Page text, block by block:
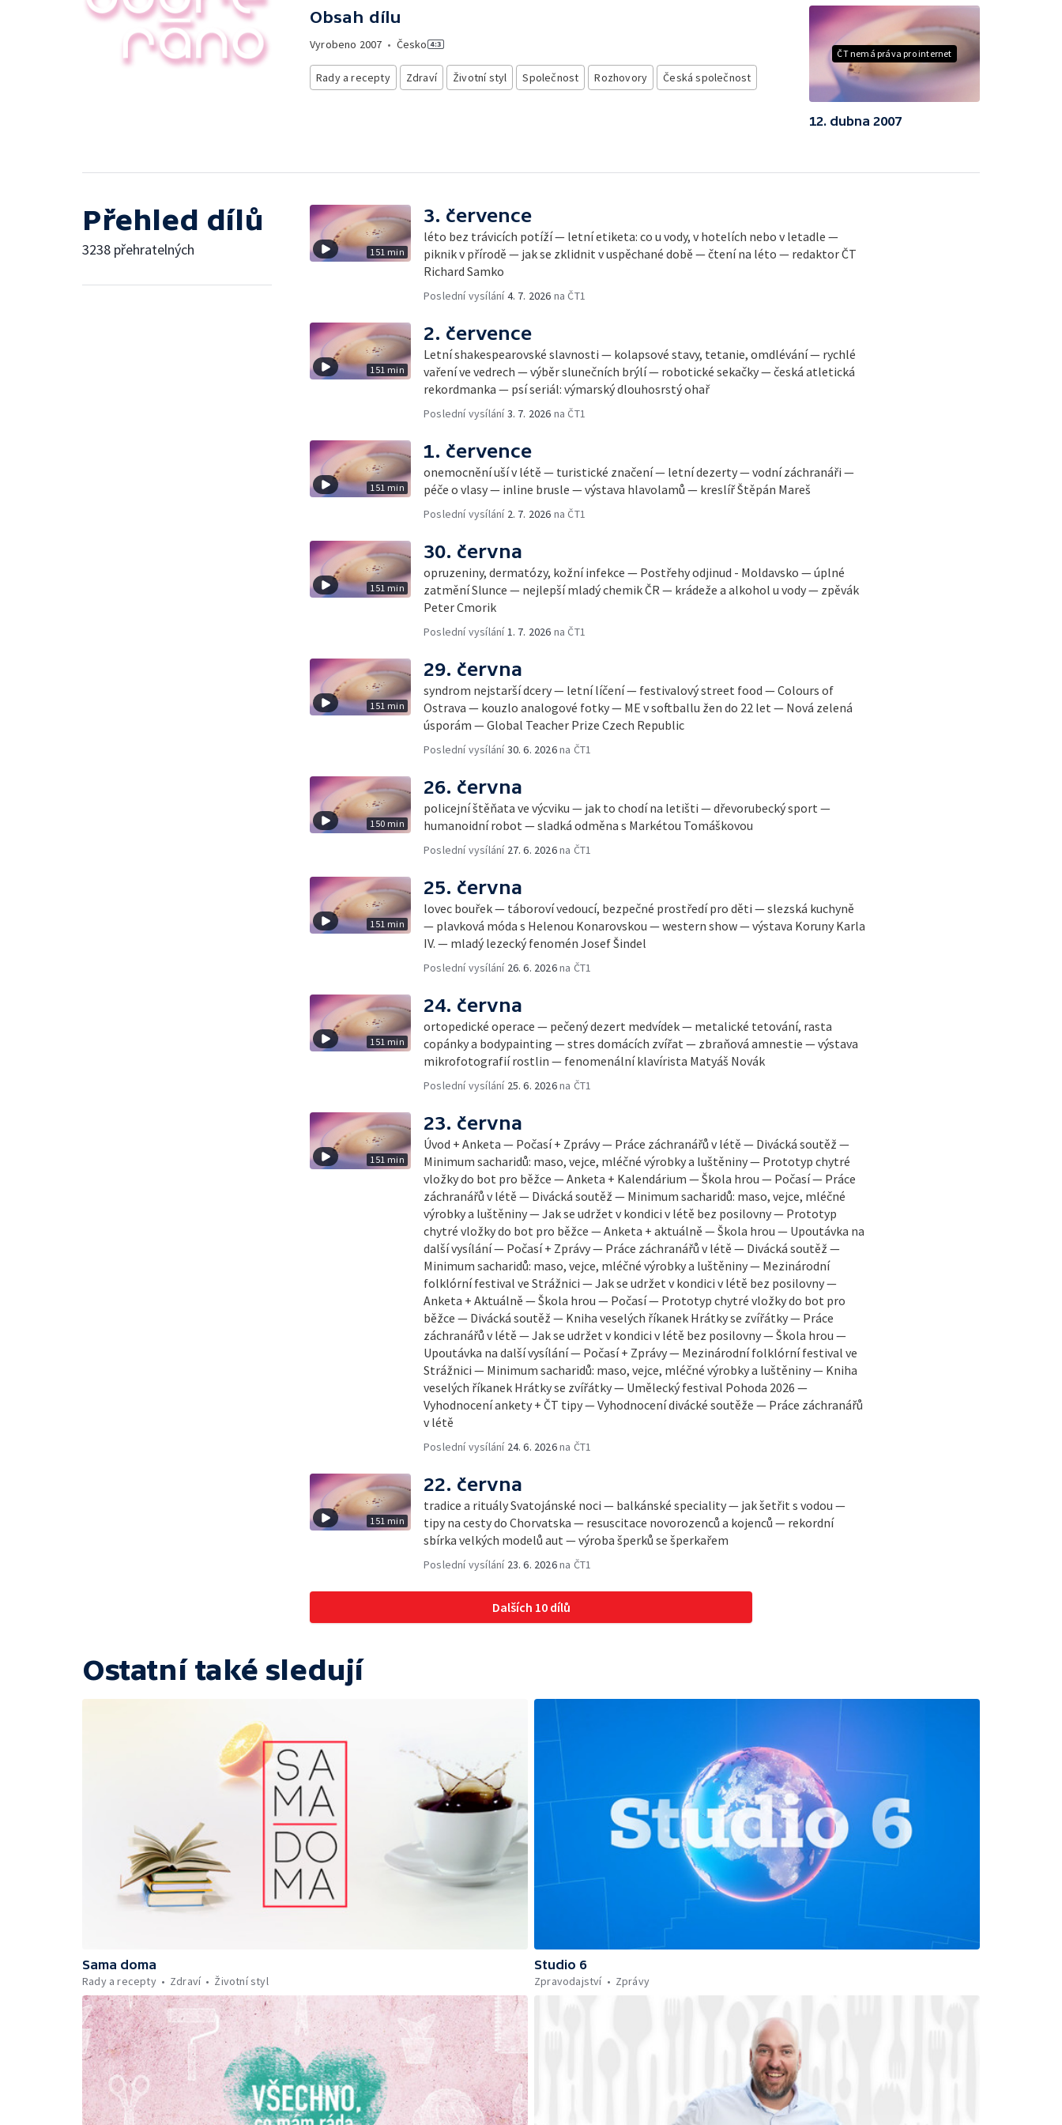
Obsah dílu
Vyrobeno 2007 • Česko
Rady a recepty Zdraví Životní styl Společnost Rozhovory Česká společnost
ČT nemá práva pro internet
12. dubna 2007
Přehled dílů
3238 přehratelných 151 min
3. července
léto bez trávicích potíží — letní etiketa: co u vody, v hotelích nebo v letadle —
piknik v přírodě — jak se zklidnit v uspěchané době — čtení na léto — redaktor ČT
Richard Samko
Poslední vysílání4. 7. 2026 na ČT1
151 min
2. července
Letní shakespearovské slavnosti — kolapsové stavy, tetanie, omdlévání — rychlé
vaření ve vedrech — výběr slunečních brýlí — robotické sekačky — česká atletická
rekordmanka — psí seriál: výmarský dlouhosrstý ohař
Poslední vysílání3. 7. 2026 na ČT1
151 min
1. července
onemocnění uší v létě — turistické značení — letní dezerty — vodní záchranáři —
péče o vlasy — inline brusle — výstava hlavolamů — kreslíř Štěpán Mareš
Poslední vysílání 2. 7. 2026 na ČT1
151 min
30. června
opruzeniny, dermatózy, kožní infekce — Postřehy odjinud - Moldavsko — úplné
zatmění Slunce — nejlepší mladý chemik ČR — krádeže a alkohol u vody — zpěvák
Peter Cmorik
Poslední vysílání 1. 7. 2026 na ČT1
151 min
29. června
syndrom nejstarší dcery — letní líčení — festivalový street food — Colours of
Ostrava — kouzlo analogové fotky — ME v softballu žen do 22 let — Nová zelená
úsporám — Global Teacher Prize Czech Republic
Poslední vysílání30. 6. 2026na ČT1
150 min
26. června
policejní štěňata ve výcviku — jak to chodí na letišti — dřevorubecký sport —
humanoidní robot — sladká odměna s Markétou Tomáškovou
Poslední vysílání 27. 6. 2026na ČT1
151 min
25. června
lovec bouřek — táboroví vedoucí, bezpečné prostředí pro děti — slezská kuchyně
— plavková móda s Helenou Konarovskou — western show — výstava Koruny Karla
IV. — mladý lezecký fenomén Josef Šindel
Poslední vysílání 26. 6. 2026na ČT1
151 min
24. června
ortopedické operace — pečený dezert medvídek — metalické tetování, rasta
copánky a bodypainting — stres domácích zvířat — zbraňová amnestie — výstava
mikrofotografií rostlin — fenomenální klavírista Matyáš Novák
Poslední vysílání 25. 6. 2026na ČT1
151 min
23. června
Úvod + Anketa — Počasí + Zprávy — Práce záchranářů v létě — Divácká soutěž —
Minimum sacharidů: maso, vejce, mléčné výrobky a luštěniny — Prototyp chytré
vložky do bot pro běžce — Anketa + Kalendárium — Škola hrou — Počasí — Práce
záchranářů v létě — Divácká soutěž — Minimum sacharidů: maso, vejce, mléčné
výrobky a luštěniny — Jak se udržet v kondici v létě bez posilovny — Prototyp
chytré vložky do bot pro běžce — Anketa + aktuálně — Škola hrou — Upoutávka na
další vysílání — Počasí + Zprávy — Práce záchranářů v létě — Divácká soutěž —
Minimum sacharidů: maso, vejce, mléčné výrobky a luštěniny — Mezinárodní
folklórní festival ve Strážnici — Jak se udržet v kondici v létě bez posilovny —
Anketa + Aktuálně — Škola hrou — Počasí — Prototyp chytré vložky do bot pro
běžce — Divácká soutěž — Kniha veselých říkanek Hrátky se zvířátky — Práce
záchranářů v létě — Jak se udržet v kondici v létě bez posilovny — Škola hrou —
Upoutávka na další vysílání — Počasí + Zprávy — Mezinárodní folklórní festival ve
Strážnici — Minimum sacharidů: maso, vejce, mléčné výrobky a luštěniny — Kniha
veselých říkanek Hrátky se zvířátky — Umělecký festival Pohoda 2026 —
Vyhodnocení ankety + ČT tipy — Vyhodnocení divácké soutěže — Práce záchranářů
v létě
Poslední vysílání 24. 6. 2026na ČT1
151 min
22. června
tradice a rituály Svatojánské noci — balkánské speciality — jak šetřit s vodou —
tipy na cesty do Chorvatska — resuscitace novorozenců a kojenců — rekordní
sbírka velkých modelů aut — výroba šperků se šperkařem
Poslední vysílání 23. 6. 2026na ČT1
Dalších 10 dílů
Ostatní také sledují
Sama doma
Rady a recepty
Zdraví Životní styl
Studio 6
Zpravodajství
Zprávy